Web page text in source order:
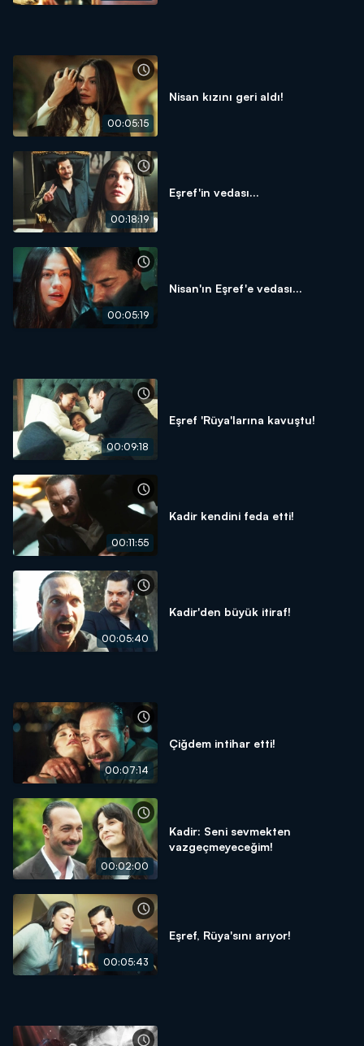
00:05:15
Nisan kızını geri aldı!
00:18:19
Eşref'in vedası...
00:05:19
Nisan'ın Eşref'e vedası...
00:09:18
Eşref 'Rüya'larına kavuştu!
00:11:55
Kadir kendini feda etti!
00:05:40
Kadir'den büyük itiraf!
00:07:14
Çiğdem intihar etti!
00:02:00
Kadir: Seni sevmekten
vazgeçmeyeceğim!
00:05:43
Eşref, Rüya'sını arıyor!